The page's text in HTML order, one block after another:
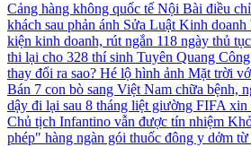
Cảng hàng không quốc tế Nội Bài điều
khách sau phản ánh Sửa Luật Kinh doanh
kiện kinh doanh, rút ngắn 118 ngày thủ tục
thi lại cho 328 thí sinh Tuyên Quang
thay đổi ra sao? Hé lộ hình ảnh Mặt trời
Bán 7 con bò sang Việt Nam chữa bệnh,
dậy đi lại sau 8 tháng liệt giường FIFA xin
Chủ tịch Infantino vẫn được tín nhiệm
phép" hàng ngàn gói thuốc đông y dởm